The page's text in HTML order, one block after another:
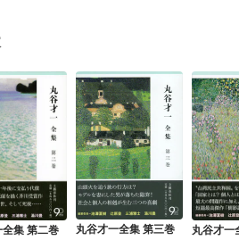
全集 第二巻 丸谷才一全集 第三巻 丸谷才一